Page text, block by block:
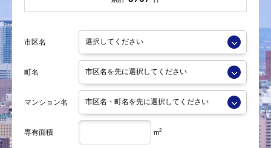
市区名
町名
マンション名
専有面積 m2